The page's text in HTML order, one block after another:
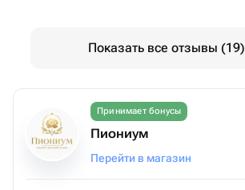
Показать все отзывы (19)
Принимает бонусы
Пиониум
Перейти в магазин